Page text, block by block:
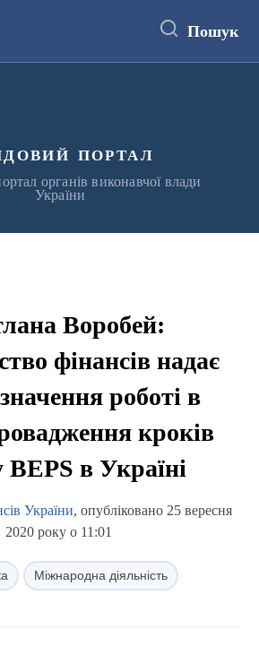
Пошук
портал
органів виконавчої влади
України
Воробей:
фінансів надає
роботі в
кроків
в Україні
України, опубліковано 25 вересня
2020 року о 11:01
Міжнародна діяльність